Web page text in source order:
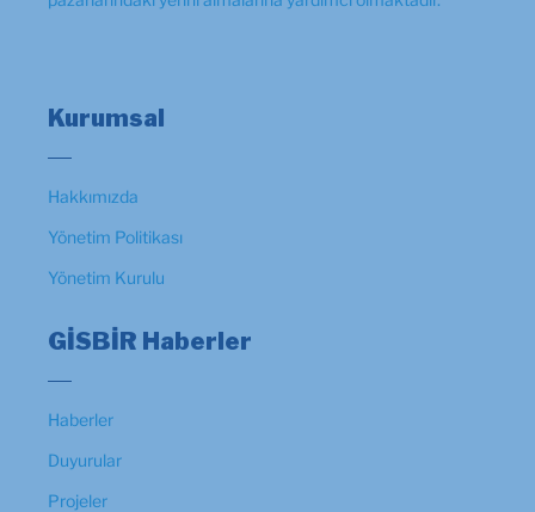
Kurumsal
Hakkımızda
Yönetim Politikası
Yönetim Kurulu
GİSBİR Haberler
Haberler
Duyurular
Projeler